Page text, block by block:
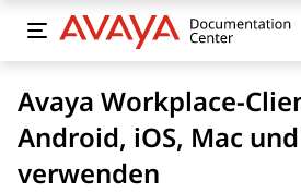
Avaya Workplace-
Android, iOS, Mac
verwenden